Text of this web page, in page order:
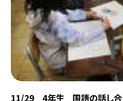
11/29 4年生 国語の話し合